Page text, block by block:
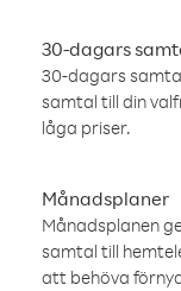
30-dagars
30-dagars
samtal till din
låga priser.
Månadsplaner
Månadsplanen
samtal till
att behöva